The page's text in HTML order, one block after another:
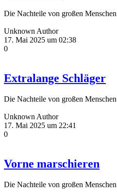
Die Nachteile von großen Menschen
Unknown Author
17. Mai 2025 um 02:38
0
Extralange Schläger
Die Nachteile von großen Menschen
Unknown Author
17. Mai 2025 um 22:41
0
Vorne marschieren
Die Nachteile von großen Menschen